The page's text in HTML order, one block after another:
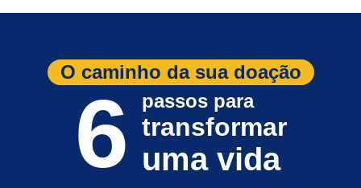
O caminho da sua doação
6 passos para
transformar
uma vida